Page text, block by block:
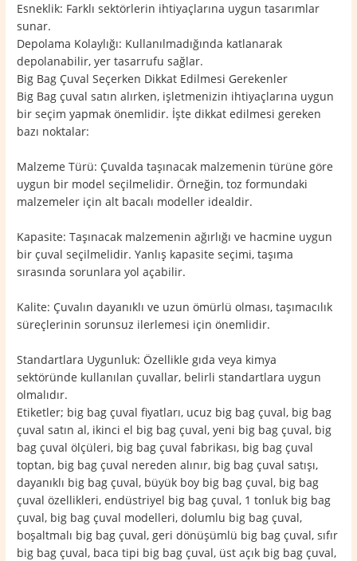
Esneklik: Farklı sektörlerin ihtiyaçlarına uygun tasarımlar
sunar.
Depolama Kolaylığı: Kullanılmadığında katlanarak
depolanabilir, yer tasarrufu sağlar.
Big Bag Çuval Seçerken Dikkat Edilmesi Gerekenler
Big Bag çuval satın alırken, işletmenizin ihtiyaçlarına uygun
bir seçim yapmak önemlidir. İşte dikkat edilmesi gereken
bazı noktalar:
Malzeme Türü: Çuvalda taşınacak malzemenin türüne göre
uygun bir model seçilmelidir. Örneğin, toz formundaki
malzemeler için alt bacalı modeller idealdir.
Kapasite: Taşınacak malzemenin ağırlığı ve hacmine uygun
bir çuval seçilmelidir. Yanlış kapasite seçimi, taşıma
sırasında sorunlara yol açabilir.
Kalite: Çuvalın dayanıklı ve uzun ömürlü olması, taşımacılık
süreçlerinin sorunsuz ilerlemesi için önemlidir.
Standartlara Uygunluk: Özellikle gıda veya kimya
sektöründe kullanılan çuvallar, belirli standartlara uygun
olmalıdır.
Etiketler; big bag çuval fiyatları, ucuz big bag çuval, big bag
çuval satın al, ikinci el big bag çuval, yeni big bag çuval, big
bag çuval ölçüleri, big bag çuval fabrikası, big bag çuval
toptan, big bag çuval nereden alınır, big bag çuval satışı,
dayanıklı big bag çuval, büyük boy big bag çuval, big bag
çuval özellikleri, endüstriyel big bag çuval, 1 tonluk big bag
çuval, big bag çuval modelleri, dolumlu big bag çuval,
boşaltmalı big bag çuval, geri dönüşümlü big bag çuval, sıfır
big bag çuval, baca tipi big bag çuval, üst açık big bag çuval,